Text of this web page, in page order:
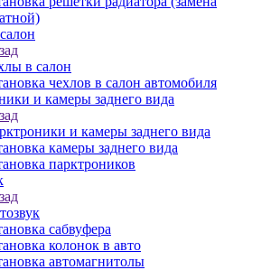
в салон
чехлов в салон автомобиля
и камеры заднего вида
и камеры заднего вида
камеры заднего вида
парктроников
сабвуфера
колонок в авто
автомагнитолы